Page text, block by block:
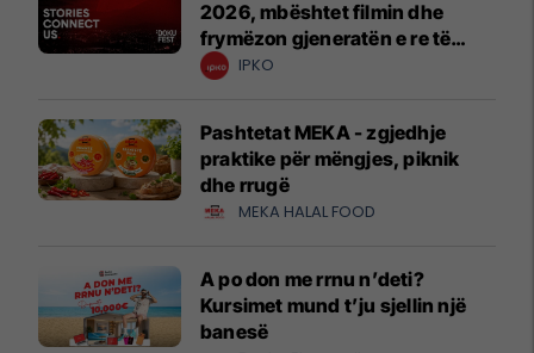
2026, mbështet filmin dhe
frymëzon gjeneratën e re të
krijuesve
IPKO
Pashtetat MEKA - zgjedhje
praktike për mëngjes, piknik
dhe rrugë
MEKA HALAL FOOD
A po don me rrnu n’deti?
Kursimet mund t’ju sjellin një
banesë